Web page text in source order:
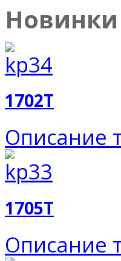
Новинки
1702T
Описание
1705T
Описание